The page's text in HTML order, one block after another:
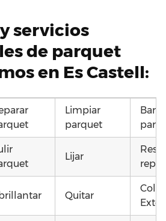
servicios
de parquet
en Es Castell:
Limpiar
parquet
Lijar
Quitar